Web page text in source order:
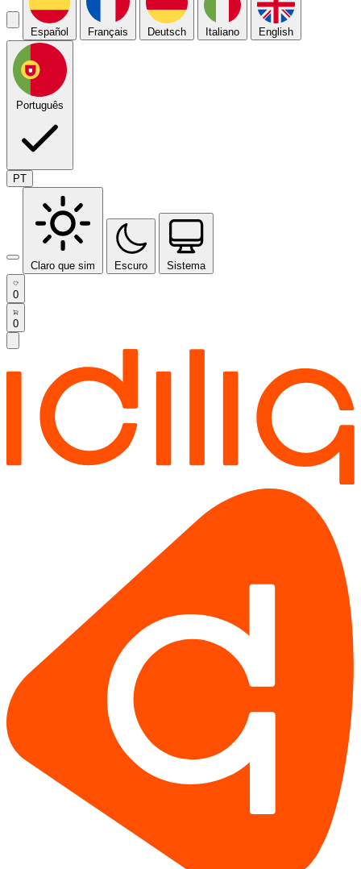
Español Français Deutsch Italiano English
Português
PT
Claro que sim Escuro Sistema
0
0